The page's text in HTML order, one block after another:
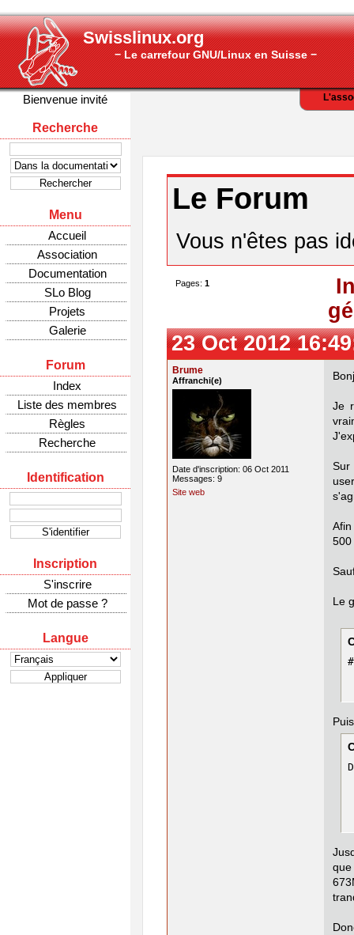
Swisslinux.org
− Le carrefour GNU/Linux en Suisse −
Bienvenue invité
Recherche
Menu
Accueil
Association
Documentation
SLo Blog
Projets
Galerie
Forum
Index
Liste des membres
Règles
Recherche
Identification
Inscription
S'inscrire
Mot de passe ?
Langue
Le Forum
Vous n'êtes pas
Pages: 1
23 Oct 2012
Brume
Affranchi(e)
Date d'inscription: 06 Oct 2011
Messages: 9
Site web
Je
Sur
500
Le
que